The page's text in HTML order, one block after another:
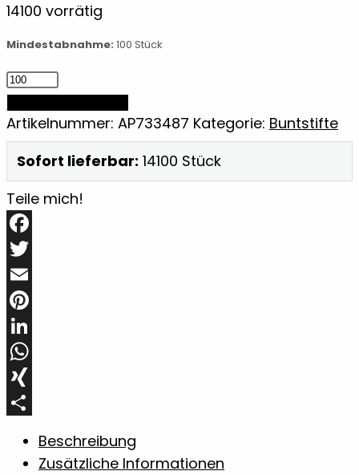
14100 vorrätig
Mindestabnahme: 100 Stück
Buntstifteset
Menge
Artikelnummer: AP733487 Kategorie: Buntstifte
Sofort lieferbar: 14100 Stück
Teile mich!
Facebook
Twitter
Email
Pinterest
LinkedIn
WhatsApp
XING
Beschreibung
Zusätzliche Informationen